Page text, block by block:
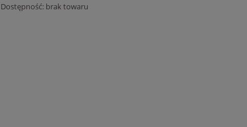
Dostępność: brak towaru